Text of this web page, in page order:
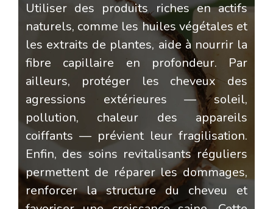
Utiliser des produits riches en actifs
naturels, comme les huiles végétales et
les extraits de plantes, aide à nourrir la
fibre capillaire en profondeur. Par
ailleurs, protéger les cheveux des
agressions extérieures — soleil,
pollution, chaleur des appareils
coiffants — prévient leur fragilisation.
Enfin, des soins revitalisants réguliers
permettent de réparer les dommages,
renforcer la structure du cheveu et